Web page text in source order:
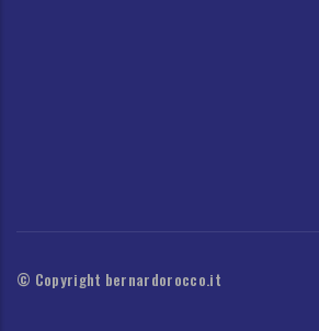
© Copyright bernardorocco.it